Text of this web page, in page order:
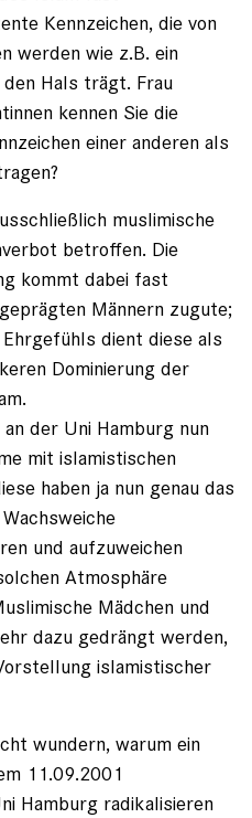
Kennzeichen, die von
werden wie z.B. ein
Hals trägt. Frau
kennen Sie die
einer anderen als
muslimische
betroffen. Die
kommt dabei fast
Männern zugute;
dient diese als
Dominierung der
der Uni Hamburg nun
mit islamistischen
haben ja nun genau das
und aufzuweichen
Atmosphäre
Mädchen und
dazu gedrängt werden,
islamistischer
wundern, warum ein
11.09.2001
Hamburg radikalisieren